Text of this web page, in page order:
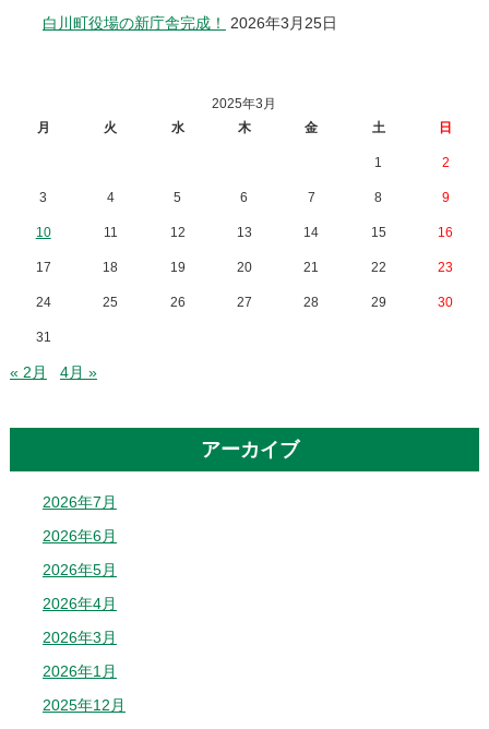
白川町役場の新庁舎完成！
2026年3月25日
2025年3月
月
火 水 木 金 土 日
1 2
3 4 5 6 7 8 9
10 11 12 13 14 15 16
17 18 19 20 21 22 23
24 25 26 27 28 29 30
31
« 2月 4月 »
アーカイブ
2026年7月
2026年6月
2026年5月
2026年4月
2026年3月
2026年1月
2025年12月